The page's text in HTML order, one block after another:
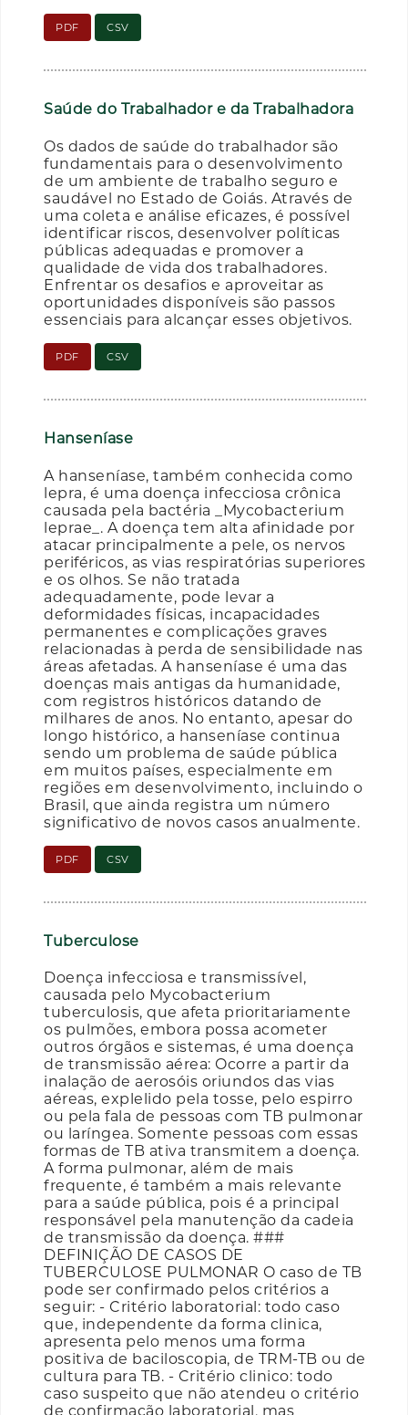
PDF CSV
Saúde do Trabalhador e da Trabalhadora
Os dados de saúde do trabalhador são
fundamentais para o desenvolvimento
de um ambiente de trabalho seguro e
saudável no Estado de Goiás. Através de
uma coleta e análise eficazes, é possível
identificar riscos, desenvolver políticas
públicas adequadas e promover a
qualidade de vida dos trabalhadores.
Enfrentar os desafios e aproveitar as
oportunidades disponíveis são passos
essenciais para alcançar esses objetivos.
PDF CSV
Hanseníase
A hanseníase, também conhecida como
lepra, é uma doença infecciosa crônica
causada pela bactéria _Mycobacterium
leprae_. A doença tem alta afinidade por
atacar principalmente a pele, os nervos
periféricos, as vias respiratórias superiores
e os olhos. Se não tratada
adequadamente, pode levar a
deformidades físicas, incapacidades
permanentes e complicações graves
relacionadas à perda de sensibilidade nas
áreas afetadas. A hanseníase é uma das
doenças mais antigas da humanidade,
com registros históricos datando de
milhares de anos. No entanto, apesar do
longo histórico, a hanseníase continua
sendo um problema de saúde pública
em muitos países, especialmente em
regiões em desenvolvimento, incluindo o
Brasil, que ainda registra um número
significativo de novos casos anualmente.
PDF CSV
Tuberculose
Doença infecciosa e transmissível,
causada pelo Mycobacterium
tuberculosis, que afeta prioritariamente
os pulmões, embora possa acometer
outros órgãos e sistemas, é uma doença
de transmissão aérea: Ocorre a partir da
inalação de aerosóis oriundos das vias
aéreas, explelido pela tosse, pelo espirro
ou pela fala de pessoas com TB pulmonar
ou laríngea. Somente pessoas com essas
formas de TB ativa transmitem a doença.
A forma pulmonar, além de mais
frequente, é também a mais relevante
para a saúde pública, pois é a principal
responsável pela manutenção da cadeia
de transmissão da doença. ###
DEFINIÇÃO DE CASOS DE
TUBERCULOSE PULMONAR O caso de TB
pode ser confirmado pelos critérios a
seguir: - Critério laboratorial: todo caso
que, independente da forma clinica,
apresenta pelo menos uma forma
positiva de baciloscopia, de TRM-TB ou de
cultura para TB. - Critério clinico: todo
caso suspeito que não atendeu o critério
de confirmação laboratorial, mas